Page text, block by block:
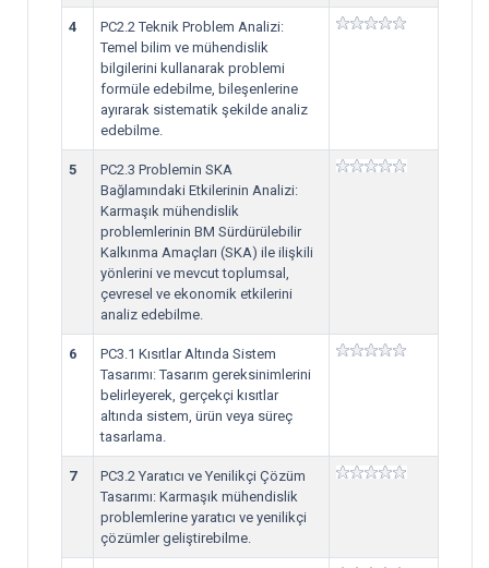
4
PC2.2 Teknik Problem Analizi:
Temel bilim ve mühendislik
bilgilerini kullanarak problemi
formüle edebilme, bileşenlerine
ayırarak sistematik şekilde analiz
edebilme.
5
PC2.3 Problemin SKA
Bağlamındaki Etkilerinin Analizi:
Karmaşık mühendislik
problemlerinin BM Sürdürülebilir
Kalkınma Amaçları (SKA) ile ilişkili
yönlerini ve mevcut toplumsal,
çevresel ve ekonomik etkilerini
analiz edebilme.
6
PC3.1 Kısıtlar Altında Sistem
Tasarımı: Tasarım gereksinimlerini
belirleyerek, gerçekçi kısıtlar
altında sistem, ürün veya süreç
tasarlama.
7
PC3.2 Yaratıcı ve Yenilikçi Çözüm
Tasarımı: Karmaşık mühendislik
problemlerine yaratıcı ve yenilikçi
çözümler geliştirebilme.